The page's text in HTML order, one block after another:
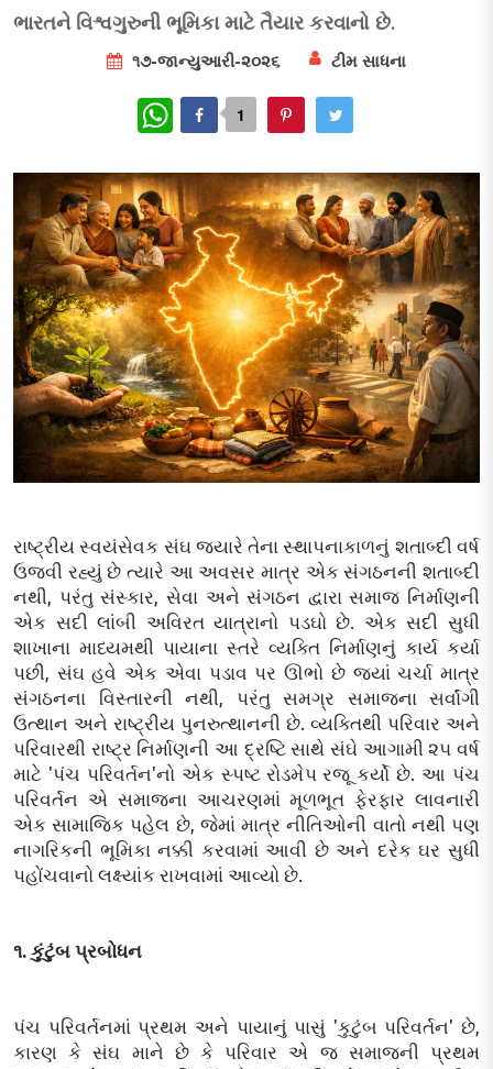
ભારતને વિશ્વગુરુની ભૂમિકા માટે તૈયાર કરવાનો છે.
૧૭-જાન્યુઆરી-૨૦૨૬ ટીમ સાધના
WhatsApp
1
રાષ્ટ્રીય સ્વયંસેવક સંઘ જ્યારે તેના સ્થાપનાકાળનું શતાબ્દી વર્ષ
ઉજવી રહ્યું છે ત્યારે આ અવસર માત્ર એક સંગઠનની શતાબ્દી
નથી, પરંતુ સંસ્કાર, સેવા અને સંગઠન દ્વારા સમાજ નિર્માણની
એક સદી લાંબી અવિરત યાત્રાનો પડઘો છે. એક સદી સુધી
શાખાના માધ્યમથી પાયાના સ્તરે વ્યક્તિ નિર્માણનું કાર્ય કર્યા
પછી, સંઘ હવે એક એવા પડાવ પર ઊભો છે જ્યાં ચર્ચા માત્ર
સંગઠનના વિસ્તારની નથી, પરંતુ સમગ્ર સમાજના સર્વાંગી
ઉત્થાન અને રાષ્ટ્રીય પુનરુત્થાનની છે. વ્યક્તિથી પરિવાર અને
પરિવારથી રાષ્ટ્ર નિર્માણની આ દ્રષ્ટિ સાથે સંઘે આગામી ૨૫ વર્ષ
માટે 'પંચ પરિવર્તન'નો એક સ્પષ્ટ રોડમેપ રજૂ કર્યો છે. આ પંચ
પરિવર્તન એ સમાજના આચરણમાં મૂળભૂત ફેરફાર લાવનારી
એક સામાજિક પહેલ છે, જેમાં માત્ર નીતિઓની વાતો નથી પણ
નાગરિકની ભૂમિકા નક્કી કરવામાં આવી છે અને દરેક ઘર સુધી
પહોંચવાનો લક્ષ્યાંક રાખવામાં આવ્યો છે.
૧. કુંટુંબ પ્રબોધન
પંચ પરિવર્તનમાં પ્રથમ અને પાયાનું પાસું 'કુટુંબ પરિવર્તન' છે,
કારણ કે સંઘ માને છે કે પરિવાર એ જ સમાજની પ્રથમ